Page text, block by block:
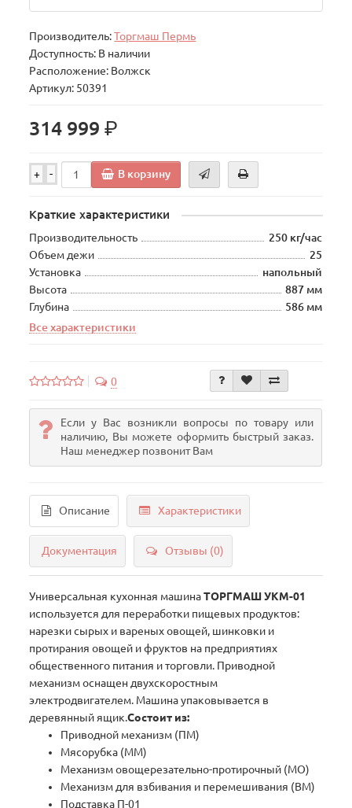
Производитель:Торгмаш Пермь
Доступность: В наличии
Расположение: Волжск
Артикул: 50391
314 999р.
+ - В корзину
Краткие характеристики
Производительность
250 кг/час
Объем дежи
25
Установка
напольный
Высота
887 мм
Глубина
586 мм
Все характеристики
0
Если у Вас возникли вопросы по товару или
наличию, Вы можете оформить быстрый заказ.
Наш менеджер позвонит Вам
Описание Характеристики
Документация Отзывы (0)
Универсальная кухонная машинаТОРГМАШ УКМ-01
используется для переработки пищевых продуктов:
нарезки сырых и вареных овощей, шинковки и
протирания овощей и фруктов на предприятиях
общественного питания и торговли. Приводной
механизм оснащен двухскоростным
электродвигателем. Машина упаковывается в
деревянный ящик.Состоит из:
Приводной механизм (ПМ)
Мясорубка (ММ)
Механизм овощерезательно-протирочный (МО)
Механизм для взбивания и перемешивания (ВМ)
​Подставка П-01